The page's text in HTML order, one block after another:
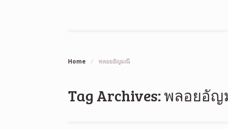
Home / พลอยอัญมณี
Tag Archives: พลอยอั